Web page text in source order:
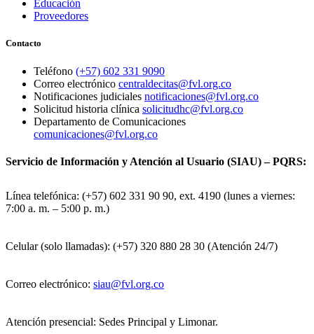
Educación
Proveedores
Contacto
Teléfono (+57) 602 331 9090
Correo electrónico centraldecitas@fvl.org.co
Notificaciones judiciales notificaciones@fvl.org.co
Solicitud historia clínica solicitudhc@fvl.org.co
Departamento de Comunicaciones
comunicaciones@fvl.org.co
Servicio de Información y Atención al Usuario (SIAU) – PQRS:
Línea telefónica: (+57) 602 331 90 90, ext. 4190 (lunes a viernes:
7:00 a. m. – 5:00 p. m.)
Celular (solo llamadas): (+57) 320 880 28 30 (Atención 24/7)
Correo electrónico: siau@fvl.org.co
Atención presencial: Sedes Principal y Limonar.